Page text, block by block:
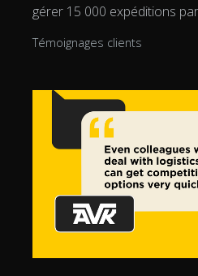
gérer 15 000 expéditions
Témoignages clients